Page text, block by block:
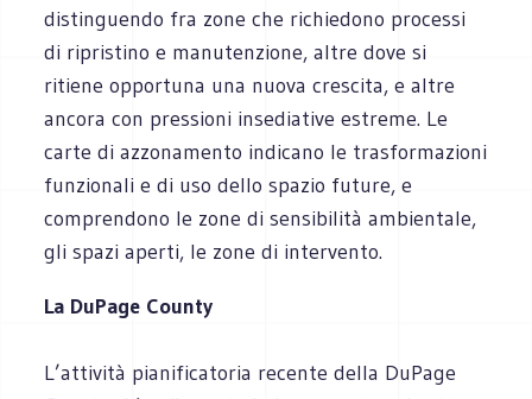
distinguendo fra zone che richiedono processi
di ripristino e manutenzione, altre dove si
ritiene opportuna una nuova crescita, e altre
ancora con pressioni insediative estreme. Le
carte di azzonamento indicano le trasformazioni
funzionali e di uso dello spazio future, e
comprendono le zone di sensibilità ambientale,
gli spazi aperti, le zone di intervento.
La DuPage County
L’attività pianificatoria recente della DuPage